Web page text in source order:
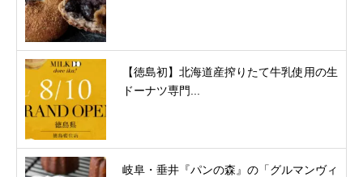
【徳島初】北海道産搾りたて牛乳使用の生
ドーナツ専門...
岐阜・垂井『パンの森』の「グルマンヴィ